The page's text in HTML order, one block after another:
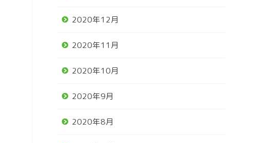
2020年12月
2020年11月
2020年10月
2020年9月
2020年8月